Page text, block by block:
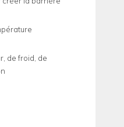
de froid, de